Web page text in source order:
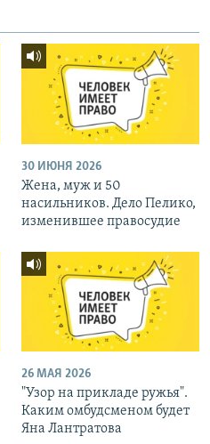
30 ИЮНЯ 2026
Жена, муж и 50
насильников. Дело Пелико,
изменившее правосудие
26 МАЯ 2026
"Узор на прикладе ружья".
Каким омбудсменом будет
Яна Лантратова